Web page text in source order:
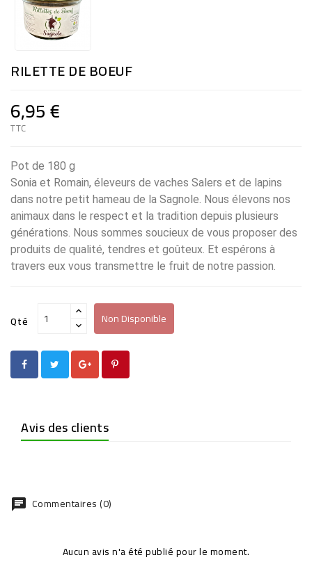
RILETTE DE BOEUF
6,95 €
TTC
Pot de 180 g
Sonia et Romain, éleveurs de vaches Salers et de lapins
dans notre petit hameau de la Sagnole. Nous élevons nos
animaux dans le respect et la tradition depuis plusieurs
générations. Nous sommes soucieux de vous proposer des
produits de qualité, tendres et goûteux. Et espérons à
travers eux vous transmettre le fruit de notre passion.
Qté Non Disponible
Avis des clients
chat Commentaires (0)
Aucun avis n'a été publié pour le moment.